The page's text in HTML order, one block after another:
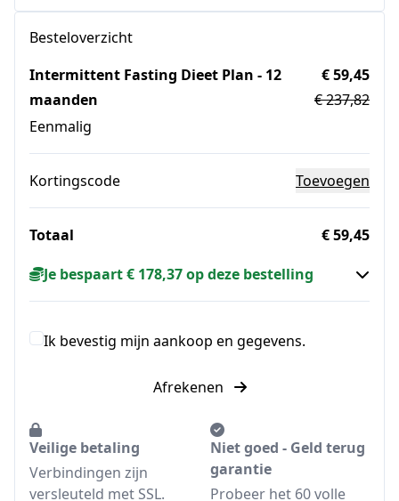
Besteloverzicht
Intermittent Fasting Dieet Plan - 12
maanden
Eenmalig
€ 59,45
€ 237,82
Kortingscode Toevoegen
Totaal
€ 59,45
Je bespaart € 178,37 op deze bestelling
Ik bevestig mijn aankoop en gegevens.
Afrekenen
Veilige betaling
Verbindingen zijn
versleuteld met SSL.
Niet goed - Geld terug
garantie
Probeer het 60 volle